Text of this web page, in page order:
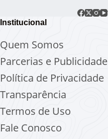
Institucional
Quem Somos
Parcerias e Publicidade
Política de Privacidade
Transparência
Termos de Uso
Fale Conosco